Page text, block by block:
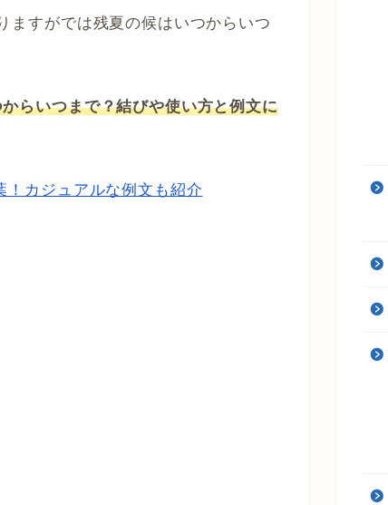
ますがでは残夏の候はいつからいつ
らいつまで？結びや使い方と例文に
！カジュアルな例文も紹介